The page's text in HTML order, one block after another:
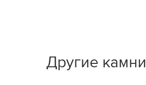
Другие камни